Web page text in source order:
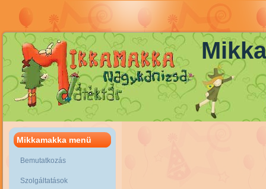
Mikkamakka menü
Bemutatkozás
Szolgáltatások